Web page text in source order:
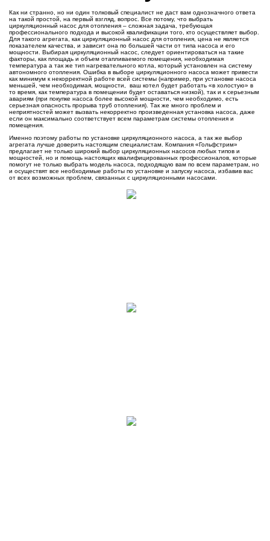
Как ни странно, но ни один толковый специалист не даст вам однозначного ответа
на такой простой, на первый взгляд, вопрос. Все потому, что выбрать
циркуляционный насос для отопления – сложная задача, требующая
профессионального подхода и высокой квалификации того, кто осуществляет выбор.
Для такого агрегата, как циркуляционный насос для отопления, цена не является
показателем качества, и зависит она по большей части от типа насоса и его
мощности. Выбирая циркуляционный насос, следует ориентироваться на такие
факторы, как площадь и объем отапливаемого помещения, необходимая
температура а так же тип нагревательного котла, который установлен на систему
автономного отопления. Ошибка в выборе циркуляционного насоса может привести
как минимум к некорректной работе всей системы (например, при установке насоса
меньшей, чем необходимая, мощности, ваш котел будет работать «в холостую» в
то время, как температура в помещении будет оставаться низкой), так и к серьезным
авариям (при покупке насоса более высокой мощности, чем необходимо, есть
серьезная опасность прорыва труб отопления). Так же много проблем и
неприятностей может вызвать некорректно произведенная установка насоса, даже
если он максимально соответствует всем параметрам системы отопления и
помещения.
Именно поэтому работы по установке циркуляционного насоса, а так же выбор
агрегата лучше доверить настоящим специалистам. Компания «Гольфстрим»
предлагает не только широкий выбор циркуляционных насосов любых типов и
мощностей, но и помощь настоящих квалифицированных профессионалов, которые
помогут не только выбрать модель насоса, подходящую вам по всем параметрам, но
и осуществят все необходимые работы по установке и запуску насоса, избавив вас
от всех возможных проблем, связанных с циркуляционными насосами.